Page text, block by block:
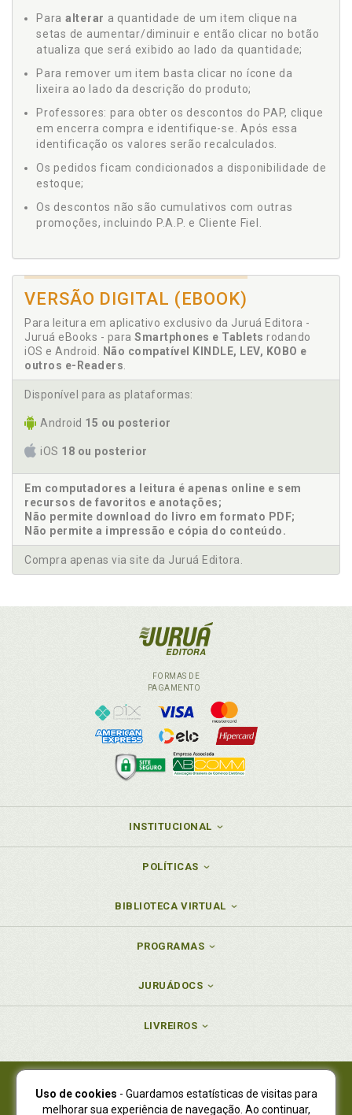
Para alterar a quantidade de um item clique na
setas de aumentar/diminuir e então clicar no botão
atualiza que será exibido ao lado da quantidade;
Para remover um item basta clicar no ícone da
lixeira ao lado da descrição do produto;
Professores: para obter os descontos do PAP, clique
em encerra compra e identifique-se. Após essa
identificação os valores serão recalculados.
Os pedidos ficam condicionados a disponibilidade de
estoque;
Os descontos não são cumulativos com outras
promoções, incluindo P.A.P. e Cliente Fiel.
VERSÃO DIGITAL (EBOOK)
Para leitura em aplicativo exclusivo da Juruá Editora -
Juruá eBooks - para Smartphones e Tablets rodando
iOS e Android.
Não compatível KINDLE, LEV, KOBO e
outros e-Readers
Disponível para as plataformas:
Android 15 ou posterior
iOS 18 ou posterior
Em computadores a leitura é apenas online e sem
recursos de favoritos e anotações;
Não permite download do livro em formato PDF;
Não permite a impressão e cópia do conteúdo.
Compra apenas via site da Juruá Editora.
FORMAS DE
PAGAMENTO
INSTITUCIONAL
POLÍTICAS
BIBLIOTECA VIRTUAL
PROGRAMAS
JURUÁDOCS
LIVREIROS
Juruá Editora Ltda., CNPJ 77.535.508/0001-19
Uso de cookies - Guardamos estatísticas de visitas para
melhorar sua experiência de navegação. Ao continuar,